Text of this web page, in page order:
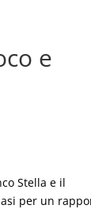
e
Stella e il
per un